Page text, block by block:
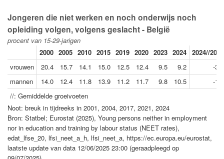
Jongeren die niet werken en noch onderwijs noch
opleiding volgen, volgens geslacht - België
procent van 15-29-jarigen
2000 2005 2010 2015 2019 2020 2023 2024 2024//2000
vrouwen
20.4 15.7 14.1 15.0 12.5 12.4 9.5 9.2
-3.3
mannen
14.0 12.4 11.8 13.9 11.2 11.7 9.8 10.5
-1.2
//: Gemiddelde groeivoeten
Noot: breuk in tijdreeks in 2001, 2004, 2017, 2021, 2024
Bron: Statbel; Eurostat (2025), Young persons neither in employment
nor in education and training by labour status (NEET rates),
edat_lfse_20, lfsi_neet_a_h, lfsi_neet_a, https://ec.europa.eu/eurostat,
laatste update van data 12/06/2025 23:00 (geraadpleegd op